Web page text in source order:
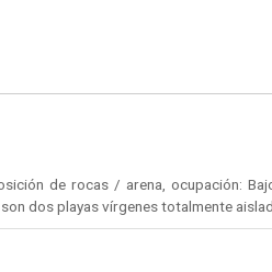
de rocas / arena, ocupación:
dos playas vírgenes totalmente